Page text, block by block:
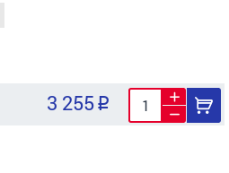
3 255